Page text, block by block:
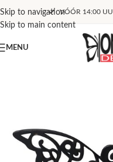
Skip to navigation
Skip to main content
VÓÓR 14:00
MENU